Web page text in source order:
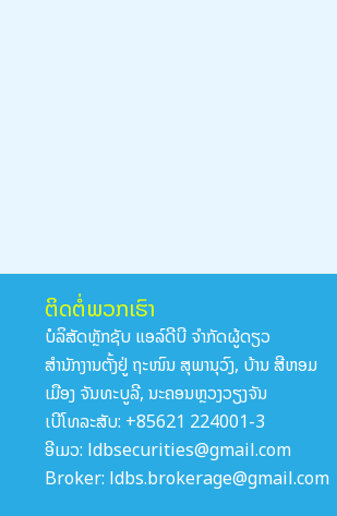
ຕິດຕໍ່ພວກເຮົາ
ບໍລິສັດຫຼັກຊັບ ແອລ໌ດີບີ ຈໍາກັດຜູ້ດຽວ
ສໍານັກງານຕັ້ງຢູ່ ຖະໜົນ ສຸພານຸວົງ, ບ້ານ ສີຫອມ
ເມືອງ ຈັນທະບູລີ, ນະຄອນຫຼວງວຽງຈັນ
ເບີໂທລະສັບ: +85621 224001-3
ອີເມວ: ldbsecurities@gmail.com
Broker: ldbs.brokerage@gmail.com